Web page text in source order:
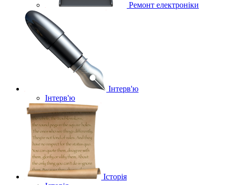
Ремонт електроніки
Інтерв'ю
Інтерв'ю
Історія